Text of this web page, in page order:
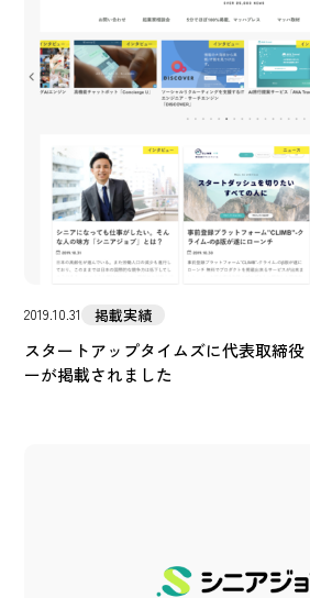
2019.10.31 掲載実績
スタートアップタイムズに代表取締
ーが掲載されました